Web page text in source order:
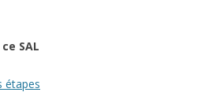
SAL
étapes